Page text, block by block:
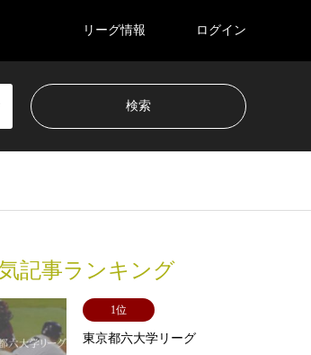
リーグ情報 ログイン
記事ランキング
1位
東京都六大学リーグ